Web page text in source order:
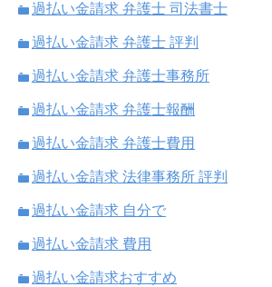
過払い金請求 弁護士 司法書士
過払い金請求 弁護士 評判
過払い金請求 弁護士事務所
過払い金請求 弁護士報酬
過払い金請求 弁護士費用
過払い金請求 法律事務所 評判
過払い金請求 自分で
過払い金請求 費用
過払い金請求おすすめ